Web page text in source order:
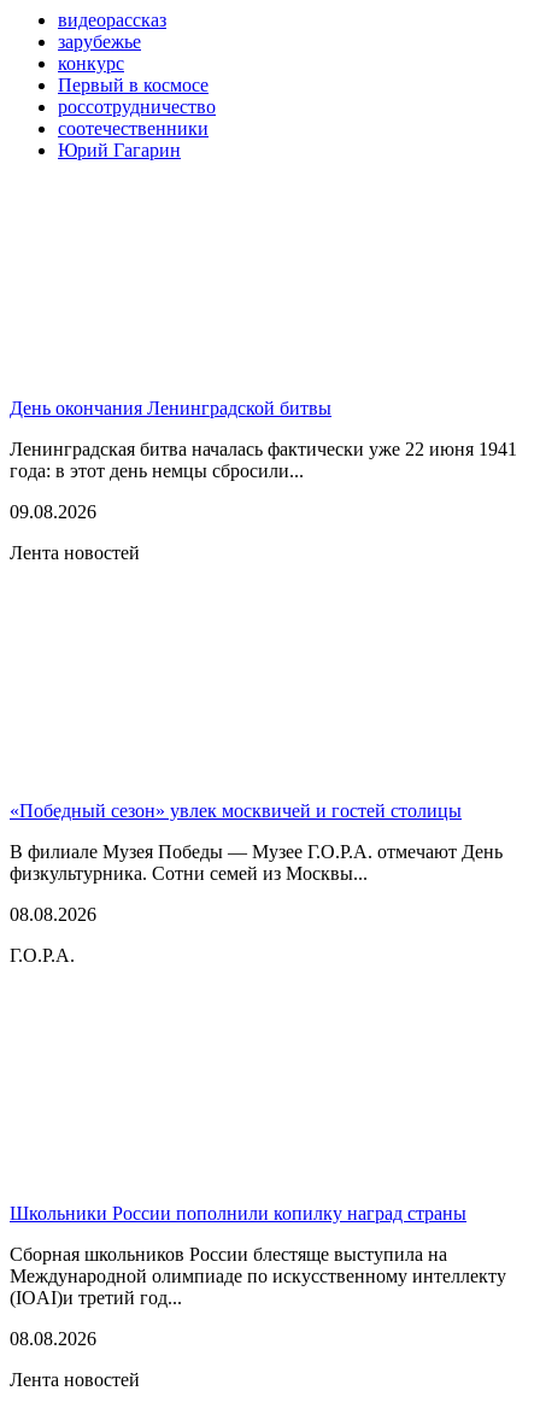
видеорассказ
зарубежье
конкурс
Первый в космосе
россотрудничество
соотечественники
Юрий Гагарин
День окончания Ленинградской битвы
Ленинградская битва началась фактически уже 22 июня 1941
года: в этот день немцы сбросили...
09.08.2026
Лента новостей
«Победный сезон» увлек москвичей и гостей столицы
В филиале Музея Победы — Музее Г.О.Р.А. отмечают День
физкультурника. Сотни семей из Москвы...
08.08.2026
Г.О.Р.А.
Школьники России пополнили копилку наград страны
Сборная школьников России блестяще выступила на
Международной олимпиаде по искусственному интеллекту
(IOAI)и третий год...
08.08.2026
Лента новостей